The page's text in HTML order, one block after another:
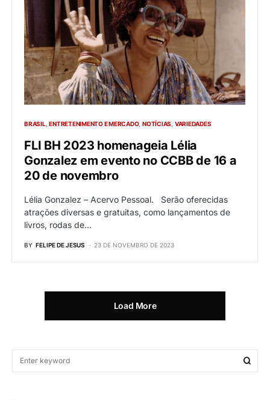
BRASIL ENTRETENIMENTO E MERCADO NOTÍCIAS VARIEDADES
FLI BH 2023 homenageia Lélia
Gonzalez em evento no CCBB de 16 a
20 de novembro
Lélia Gonzalez – Acervo Pessoal. Serão oferecidas
atrações diversas e gratuitas, como lançamentos de
livros, rodas de…
BY FELIPE DE JESUS 23 DE NOVEMBRO DE 2023
Load More